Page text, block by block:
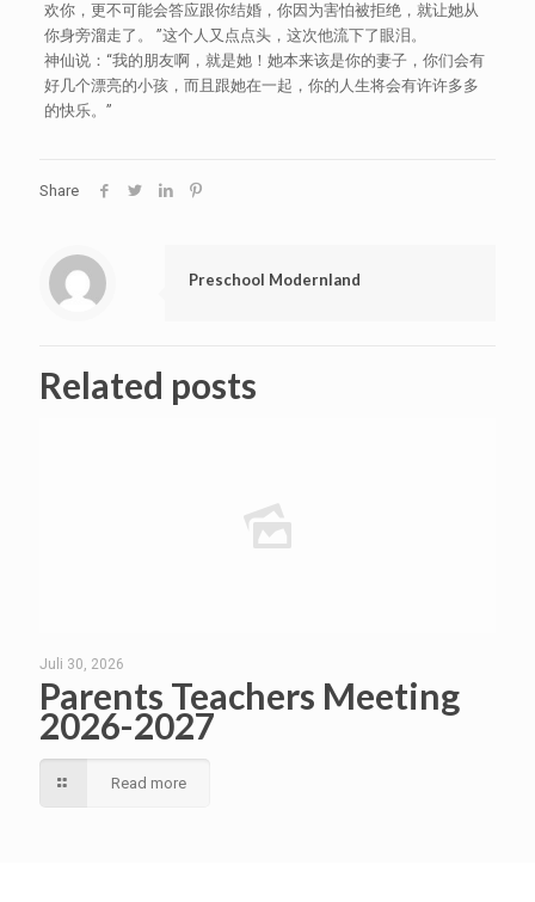
欢你，更不可能会答应跟你结婚，你因为害怕被拒绝，就让她从
你身旁溜走了。 ”这个人又点点头，这次他流下了眼泪。
神仙说：“我的朋友啊，就是她！她本来该是你的妻子，你们会有
好几个漂亮的小孩，而且跟她在一起，你的人生将会有许许多多
的快乐。”
Share
Preschool Modernland
Related posts
Juli 30, 2026
Parents Teachers Meeting
2026-2027
Read more